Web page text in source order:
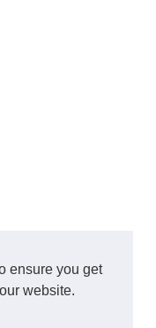
ensure you get
website.